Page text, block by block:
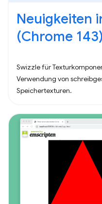
Neuigkeiten
(Chrome 143)
Swizzle für
Verwendung von
Speichertexturen.